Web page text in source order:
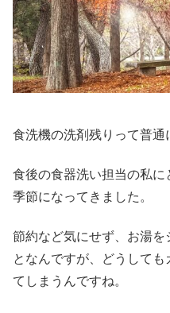
食洗機の洗剤残りって普通
食後の食器洗い担当の私
季節になってきました。
節約など気にせず、お湯を
となんですが、どうして
てしまうんですね。